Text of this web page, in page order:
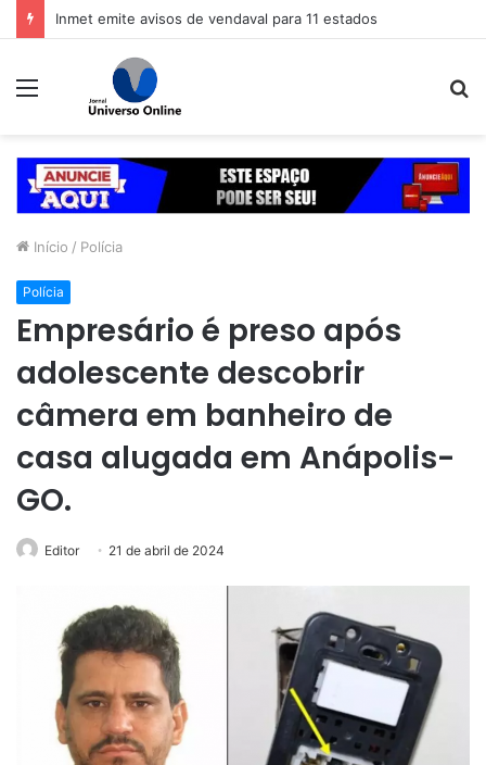
Inmet emite avisos de vendaval para 11 estados
Menu
Início / Polícia
Polícia
Empresário é preso após
adolescente descobrir
câmera em banheiro de
casa alugada em Anápolis-
GO.
Editor 21 de abril de 2024